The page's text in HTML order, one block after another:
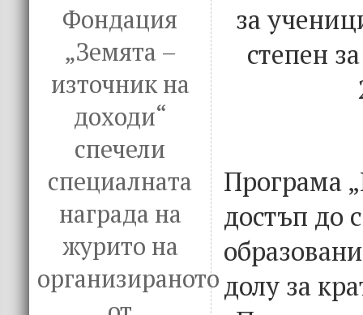
Фондация
„Земята –
източник на
доходи“
спечели
специалната
награда на
журито на
организираното
за
степен
Програма
достъп до
долу за